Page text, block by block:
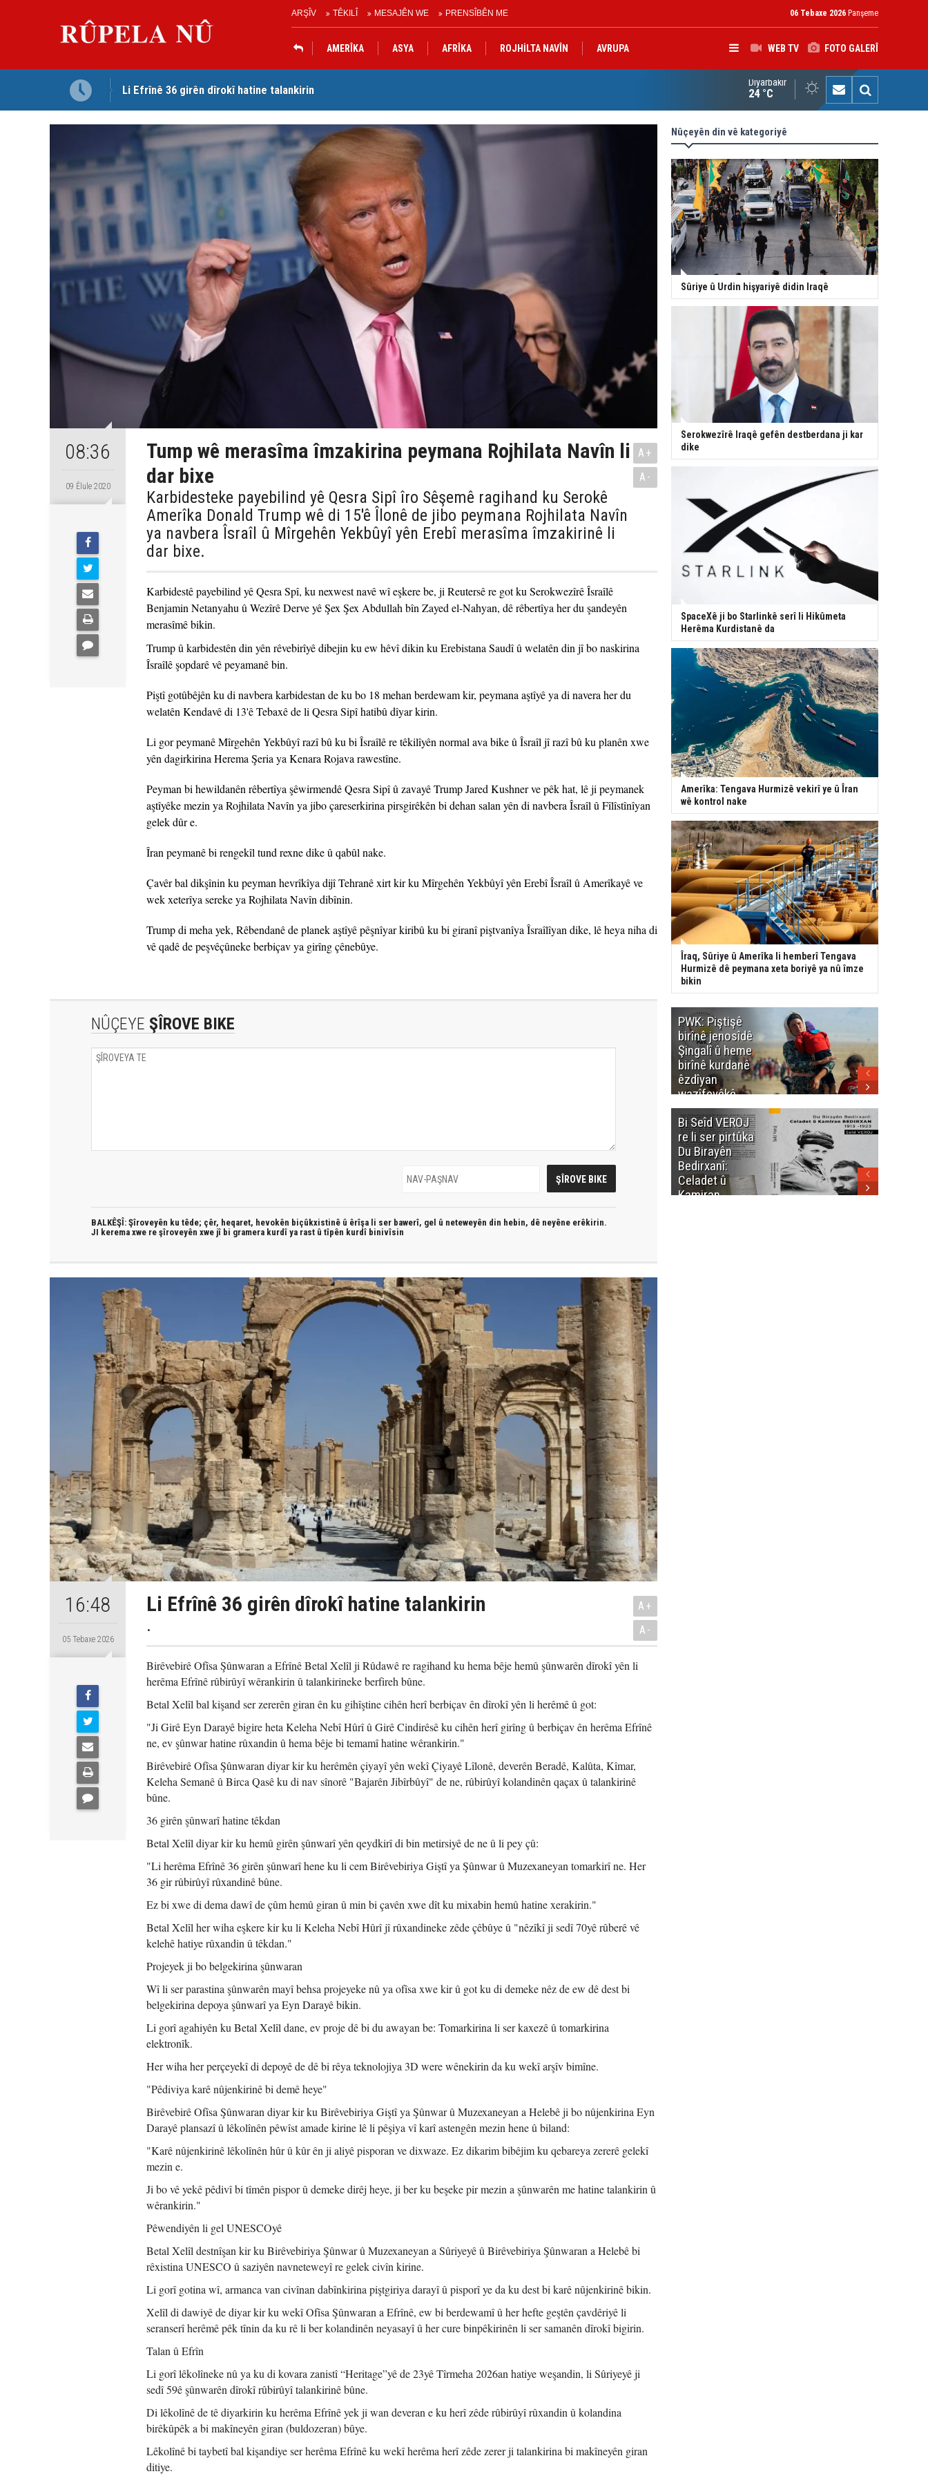
ARŞÎV TÊKILÎ MESAJÊN WE PRENSÎBÊN ME 06 Tebaxe 2026 Panşeme
WEB TV FOTO GALERÎ
AMERÎKA ASYA AFRÎKA ROJHİLTA NAVÎN AVRUPA
Serokê PWKyê Mustafa Ozçelîk ji bo rewşa kurê Serokê PAKê Husên Yezdanpena li gel wî axivî Konsulê Almanyayê xatir ji Nêçîrvan Barzanî xwest
Diyarbakır
24 °C
08:36
09 Êlule 2020
Tump wê merasîma îmzakirina peymana Rojhilata Navîn li
dar bixe
Karbidesteke payebilind yê Qesra Sipî îro Sêşemê ragihand ku Serokê
Amerîka Donald Trump wê di 15'ê Îlonê de jibo peymana Rojhilata Navîn
ya navbera Îsraîl û Mîrgehên Yekbûyî yên Erebî merasîma îmzakirinê li
dar bixe.
A+
A-
Karbidestê payebilind yê Qesra Spî, ku nexwest navê wî eşkere be, ji Reutersê re got ku Serokwezîrê Îsraîlê
Benjamin Netanyahu û Wezîrê Derve yê Şex Şex Abdullah bîn Zayed el-Nahyan, dê rêbertîya her du şandeyên
merasîmê bikin.
Trump û karbidestên din yên rêvebirîyê dibejin ku ew hêvî dikin ku Erebistana Saudî û welatên din jî bo naskirina
Îsraîlê şopdarê vê peyamanê bin.
Piştî gotûbêjên ku di navbera karbidestan de ku bo 18 mehan berdewam kir, peymana aştîyê ya di navera her du
welatên Kendavê di 13'ê Tebaxê de li Qesra Sipî hatibû dîyar kirin.
Li gor peymanê Mîrgehên Yekbûyî razî bû ku bi Îsraîlê re têkilîyên normal ava bike û Îsraîl jî razî bû ku planên xwe
yên dagirkirina Herema Şeria ya Kenara Rojava rawestîne.
Peyman bi hewildanên rêbertîya şêwirmendê Qesra Sipî û zavayê Trump Jared Kushner ve pêk hat, lê ji peymanek
aştîyêke mezin ya Rojhilata Navîn ya jibo çareserkirina pirsgirêkên bi dehan salan yên di navbera Îsraîl û Fîlîstînîyan
gelek dûr e.
Îran peymanê bi rengekîl tund rexne dike û qabûl nake.
Çavêr bal dikşînin ku peyman hevrîkîya dijî Tehranê xirt kir ku Mîrgehên Yekbûyî yên Erebî Îsraîl û Amerîkayê ve
wek xeterîya sereke ya Rojhilata Navîn dibînin.
Trump di meha yek, Rêbendanê de planek aştîyê pêşnîyar kiribû ku bi giranî piştvanîya Îsraîlîyan dike, lê heya niha di
vê qadê de peşvêçûneke berbiçav ya girîng çênebûye.
NÛÇEYE ŞÎROVE BIKE
BALKÊŞÎ: Şîroveyên ku têde; çêr, heqaret, hevokên biçûkxistinê û êrîşa li ser bawerî, gel û neteweyên din hebin, dê neyêne erêkirin.
JI kerema xwe re şîroveyên xwe jî bi gramera kurdî ya rast û tîpên kurdî binivîsin
16:48
05 Tebaxe 2026
Li Efrînê 36 girên dîrokî hatine talankirin
.
A+
A-
Birêvebirê Ofîsa Şûnwaran a Efrînê Betal Xelîl ji Rûdawê re ragihand ku hema bêje hemû şûnwarên dîrokî yên li
herêma Efrînê rûbirûyî wêrankirin û talankirineke berfireh bûne.
Betal Xelîl bal kişand ser zererên giran ên ku gihîştine cihên herî berbiçav ên dîrokî yên li herêmê û got:
"Ji Girê Eyn Darayê bigire heta Keleha Nebî Hûrî û Girê Cindirêsê ku cihên herî girîng û berbiçav ên herêma Efrînê
ne, ev şûnwar hatine rûxandin û hema bêje bi temamî hatine wêrankirin."
Birêvebirê Ofîsa Şûnwaran diyar kir ku herêmên çiyayî yên wekî Çiyayê Lîlonê, deverên Beradê, Kalûta, Kîmar,
Keleha Semanê û Birca Qasê ku di nav sînorê "Bajarên Jibîrbûyî" de ne, rûbirûyî kolandinên qaçax û talankirinê
bûne.
36 girên şûnwarî hatine têkdan
Betal Xelîl diyar kir ku hemû girên şûnwarî yên qeydkirî di bin metirsiyê de ne û li pey çû:
"Li herêma Efrînê 36 girên şûnwarî hene ku li cem Birêvebiriya Giştî ya Şûnwar û Muzexaneyan tomarkirî ne. Her
36 gir rûbirûyî rûxandinê bûne.
Ez bi xwe di dema dawî de çûm hemû giran û min bi çavên xwe dît ku mixabin hemû hatine xerakirin."
Betal Xelîl her wiha eşkere kir ku li Keleha Nebî Hûrî jî rûxandineke zêde çêbûye û "nêzîkî ji sedî 70yê rûberê vê
kelehê hatiye rûxandin û têkdan."
Projeyek ji bo belgekirina şûnwaran
Wî li ser parastina şûnwarên mayî behsa projeyeke nû ya ofîsa xwe kir û got ku di demeke nêz de ew dê dest bi
belgekirina depoya şûnwarî ya Eyn Darayê bikin.
Li gorî agahiyên ku Betal Xelîl dane, ev proje dê bi du awayan be: Tomarkirina li ser kaxezê û tomarkirina
elektronîk.
Her wiha her perçeyekî di depoyê de dê bi rêya teknolojiya 3D were wênekirin da ku wekî arşîv bimîne.
"Pêdiviya karê nûjenkirinê bi demê heye"
Birêvebirê Ofîsa Şûnwaran diyar kir ku Birêvebiriya Giştî ya Şûnwar û Muzexaneyan a Helebê ji bo nûjenkirina Eyn
Darayê plansazî û lêkolînên pêwîst amade kirine lê li pêşiya vî karî astengên mezin hene û biland:
"Karê nûjenkirinê lêkolînên hûr û kûr ên ji aliyê pisporan ve dixwaze. Ez dikarim bibêjim ku qebareya zererê gelekî
mezin e.
Ji bo vê yekê pêdivî bi tîmên pispor û demeke dirêj heye, ji ber ku beşeke pir mezin a şûnwarên me hatine talankirin û
wêrankirin."
Pêwendiyên li gel UNESCOyê
Betal Xelîl destnîşan kir ku Birêvebiriya Şûnwar û Muzexaneyan a Sûriyeyê û Birêvebiriya Şûnwaran a Helebê bi
rêxistina UNESCO û saziyên navneteweyî re gelek civîn kirine.
Li gorî gotina wî, armanca van civînan dabînkirina piştgiriya darayî û pisporî ye da ku dest bi karê nûjenkirinê bikin.
Xelîl di dawiyê de diyar kir ku wekî Ofîsa Şûnwaran a Efrînê, ew bi berdewamî û her hefte geştên çavdêriyê li
seranserî herêmê pêk tînin da ku rê li ber kolandinên neyasayî û her cure binpêkirinên li ser samanên dîrokî bigirin.
Talan û Efrîn
Li gorî lêkolîneke nû ya ku di kovara zanistî “Heritage”yê de 23yê Tîrmeha 2026an hatiye weşandin, li Sûriyeyê ji
sedî 59ê şûnwarên dîrokî rûbirûyî talankirinê bûne.
Di lêkolînê de tê diyarkirin ku herêma Efrînê yek ji wan deveran e ku herî zêde rûbirûyî rûxandin û kolandina
birêkûpêk a bi makîneyên giran (buldozeran) bûye.
Lêkolînê bi taybetî bal kişandiye ser herêma Efrînê ku wekî herêma herî zêde zerer ji talankirina bi makîneyên giran
ditiye.
Nûçeyên din vê kategoriyê
Sûriye û Urdin hişyariyê didin Iraqê
Serokwezîrê Iraqê gefên destberdana ji kar
dike
SpaceXê ji bo Starlinkê serî li Hikûmeta
Herêma Kurdistanê da
Amerîka: Tengava Hurmizê vekirî ye û Îran
wê kontrol nake
Îraq, Sûriye û Amerîka li hemberî Tengava
Hurmizê dê peymana xeta boriyê ya nû îmze
bikin
PWK: Piştişê
birînê jenosîdê
Şingalî û heme
birînê kurdanê
êzdîyan
wazîfeyêkê
neteweyî yê
heme kurdanê
dinya yo
Bi Seîd VEROJ
re li ser pirtûka
Du Birayên
Bedirxanî:
Celadet û
Kamiran